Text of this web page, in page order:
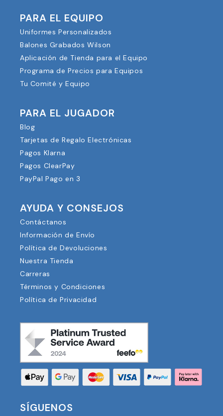
PARA EL EQUIPO
Uniformes Personalizados
Balones Grabados Wilson
Aplicación de Tienda para el Equipo
Programa de Precios para Equipos
Tu Comité y Equipo
PARA EL JUGADOR
Blog
Tarjetas de Regalo Electrónicas
Pagos Klarna
Pagos ClearPay
PayPal Pago en 3
AYUDA Y CONSEJOS
Contáctanos
Información de Envío
Política de Devoluciones
Nuestra Tienda
Carreras
Términos y Condiciones
Política de Privacidad
SÍGUENOS